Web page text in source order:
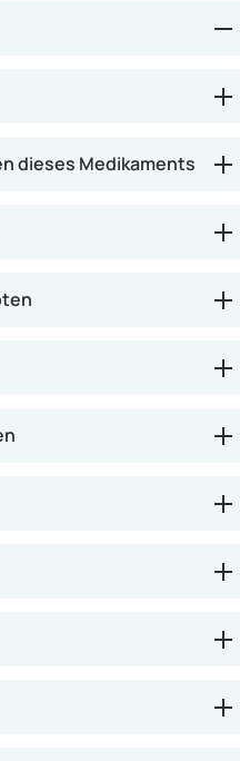
sich die Blutgefäße
Brustschmerzen lindern
dieses Medikaments